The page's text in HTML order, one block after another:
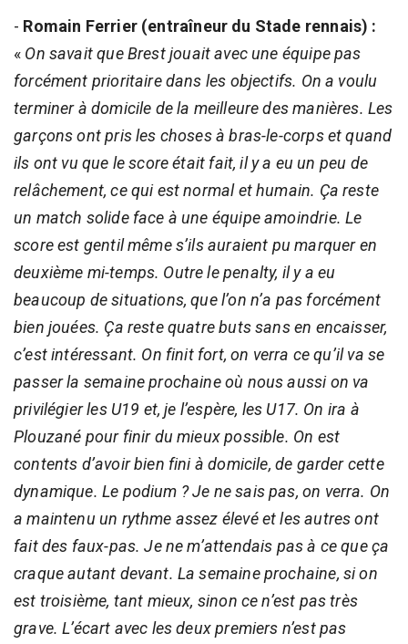
- Romain Ferrier (entraîneur du Stade rennais) :
« On savait que Brest jouait avec une équipe pas
forcément prioritaire dans les objectifs. On a voulu
terminer à domicile de la meilleure des manières. Les
garçons ont pris les choses à bras-le-corps et quand
ils ont vu que le score était fait, il y a eu un peu de
relâchement, ce qui est normal et humain. Ça reste
un match solide face à une équipe amoindrie. Le
score est gentil même s’ils auraient pu marquer en
deuxième mi-temps. Outre le penalty, il y a eu
beaucoup de situations, que l’on n’a pas forcément
bien jouées. Ça reste quatre buts sans en encaisser,
c’est intéressant. On finit fort, on verra ce qu’il va se
passer la semaine prochaine où nous aussi on va
privilégier les U19 et, je l’espère, les U17. On ira à
Plouzané pour finir du mieux possible. On est
contents d’avoir bien fini à domicile, de garder cette
dynamique. Le podium ? Je ne sais pas, on verra. On
a maintenu un rythme assez élevé et les autres ont
fait des faux-pas. Je ne m’attendais pas à ce que ça
craque autant devant. La semaine prochaine, si on
est troisième, tant mieux, sinon ce n’est pas très
grave. L’écart avec les deux premiers n’est pas